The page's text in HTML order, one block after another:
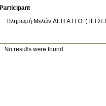
Participant
Πληρωμή Μελών ΔΕΠ Α.Π.Θ. (ΤΕΙ
No results were found.